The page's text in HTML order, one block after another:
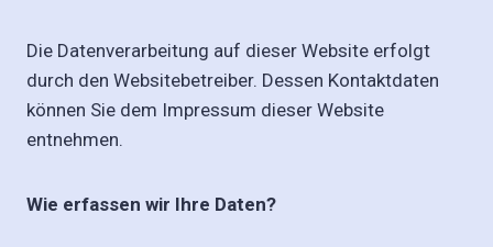
Die Datenverarbeitung auf dieser Website erfolgt
durch den Websitebetreiber. Dessen Kontaktdaten
können Sie dem Impressum dieser Website
entnehmen.
Wie erfassen wir Ihre Daten?